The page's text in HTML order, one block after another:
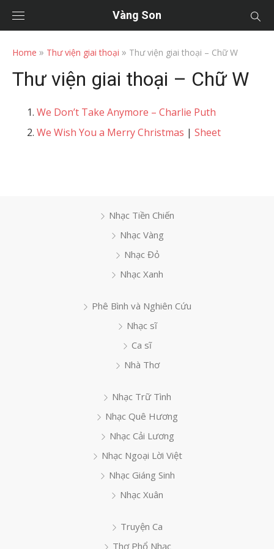
Vàng Son
Home » Thư viện giai thoại » Thư viện giai thoại – Chữ W
Thư viện giai thoại – Chữ W
We Don’t Take Anymore – Charlie Puth
We Wish You a Merry Christmas | Sheet
Nhạc Tiền Chiến
Nhạc Vàng
Nhạc Đỏ
Nhạc Xanh
Phê Bình và Nghiên Cứu
Nhạc sĩ
Ca sĩ
Nhà Thơ
Nhạc Trữ Tình
Nhạc Quê Hương
Nhạc Cải Lương
Nhạc Ngoại Lời Việt
Nhạc Giáng Sinh
Nhạc Xuân
Truyện Ca
Thơ Phổ Nhạc